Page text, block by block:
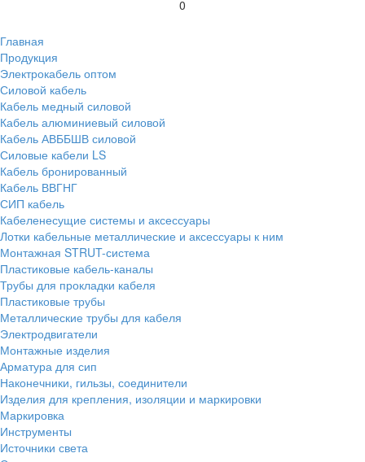
0
Главная
Продукция
Электрокабель оптом
Силовой кабель
Кабель медный силовой
Кабель алюминиевый силовой
Кабель АВББШВ силовой
Силовые кабели LS
Кабель бронированный
Кабель ВВГНГ
СИП кабель
Кабеленесущие системы и аксессуары
Лотки кабельные металлические и аксессуары к ним
Монтажная STRUT-система
Пластиковые кабель-каналы
Трубы для прокладки кабеля
Пластиковые трубы
Металлические трубы для кабеля
Электродвигатели
Монтажные изделия
Арматура для сип
Наконечники, гильзы, соединители
Изделия для крепления, изоляции и маркировки
Маркировка
Инструменты
Источники света